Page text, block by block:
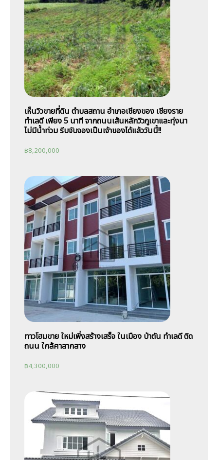
เห็นวิวขายที่ดิน ตำบลสถาน อำเภอเชียงของ เชียงราย
ทำเลดี เพียง 5 นาที จากถนนเส้นหลักวิวภูเขาและทุ่งนา
ไม่มีน้ำท่วม รีบจับจองเป็นเจ้าของได้แล้ววันนี้!!
฿8,200,000
ทาวโฮมขาย ใหม่เพิ่งสร้างเสร็จ ในเมือง ป่าตัน ทำเลดี ติด
ถนน ใกล้ศาลากลาง
฿4,300,000